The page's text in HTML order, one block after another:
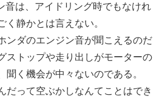
音は、アイドリング時でもなけれ
く静かとは言えない。
ンダのエンジン音が聞こえるのだ
ストップや走り出しがモーターの
聞く機会が中々ないのである。
だって空ぶかしなんてことはでき